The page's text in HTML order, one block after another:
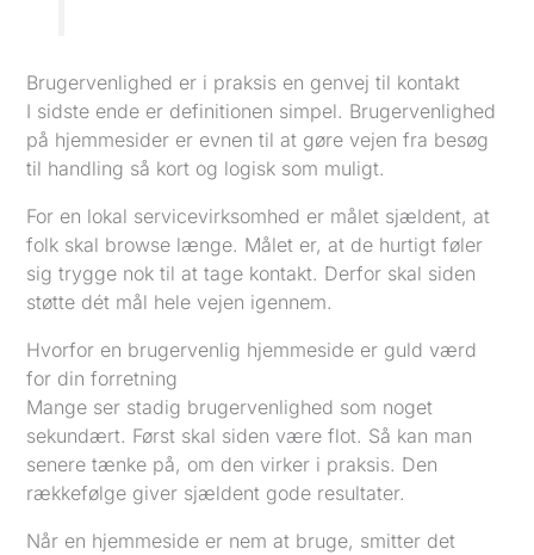
Brugervenlighed er i praksis en genvej til kontakt
I sidste ende er definitionen simpel. Brugervenlighed
på hjemmesider er evnen til at gøre vejen fra besøg
til handling så kort og logisk som muligt.
For en lokal servicevirksomhed er målet sjældent, at
folk skal browse længe. Målet er, at de hurtigt føler
sig trygge nok til at tage kontakt. Derfor skal siden
støtte dét mål hele vejen igennem.
Hvorfor en brugervenlig hjemmeside er guld værd
for din forretning
Mange ser stadig brugervenlighed som noget
sekundært. Først skal siden være flot. Så kan man
senere tænke på, om den virker i praksis. Den
rækkefølge giver sjældent gode resultater.
Når en hjemmeside er nem at bruge, smitter det